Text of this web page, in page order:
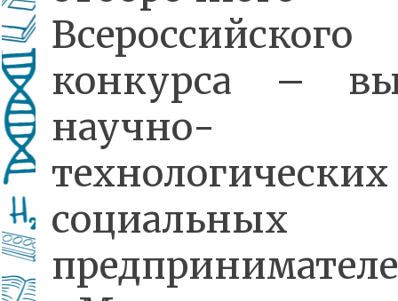
Всероссийского
конкурса –
научно-
социальных